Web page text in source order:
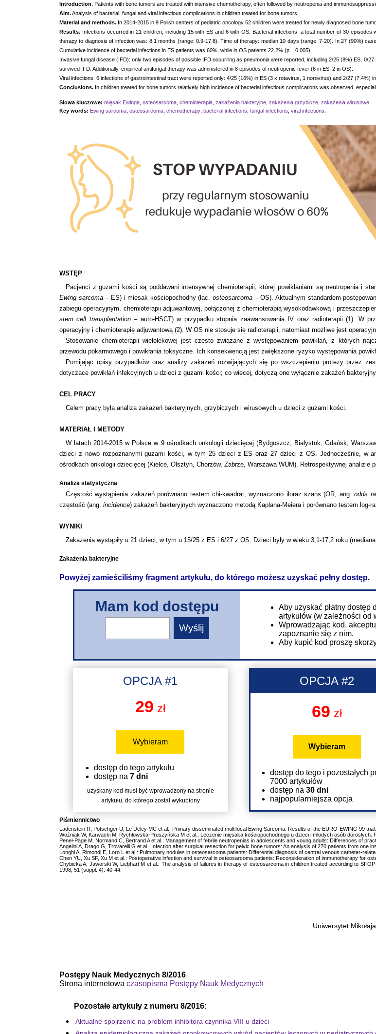
Introduction. Patients with bone tumors are treated with intensive chemotherapy, often followed by neutropenia and
Aim.Analysis of bacterial, fungal and viral infectious complications in children treated for bone tumors.
Material and methods. In 2014-2015 in 9 Polish centers of pediatric oncology 52 children were treated for newly diagnosed bone
Results. Infections occurred in 21 children, including 15 with ES and 6 with OS. Bacterial infections: a total number of 30
therapy to diagnosis of infection was: 8.1 months (range: 0.9-17.8). Time of therapy: median 10 days (range: 7-20). In 27 (90%)
Cumulative incidence of bacterial infections in ES patients was 60%, while in OS patients 22.2% (p = 0.005).
Invasive fungal disease (IFD): only two episodes of possible IFD occurring as pneumonia were reported, including 2/25 (8%) ES, 0/
survived IFD. Additionally, empirical antifungal therapy was administered in 8 episodes of neutropenic fever (6 in ES, 2 in OS).
Viral infections: 6 infections of gastrointestinal tract were reported only: 4/25 (16%) in ES (3 x rotavirus, 1 norovirus) and 2/27 (7.4%)
Conclusions. In children treated for bone tumors relatively high incidence of bacterial infectious complications was observed,
Słowa kluczowe: mięsak Ewinga osteosarcoma chemioterapia zakażenia bakteryjne zakażenia grzybicze zakażenia wirusowe
Key words: Ewing sarcoma osteosarcoma chemotherapy bacterial infections fungal infections viral infections
WSTĘP
Pacjenci z guzami kości są poddawani intensywnej chemioterapii, której powikłaniami są neutropenia i
Ewing sarcoma– ES) i mięsak kościopochodny (łac.osteosarcoma – OS). Aktualnym standardem
zabiegu operacyjnym, chemioterapii adjuwantowej, połączonej z chemioterapią wysokodawkową i
stem cell transplantation– auto-HSCT) w przypadku stopnia zaawansowania IV oraz radioterapii (1). W
operacyjny i chemioterapię adjuwantową (2). W OS nie stosuje się radioterapii, natomiast możliwe jest
Stosowanie chemioterapii wielolekowej jest często związane z występowaniem powikłań, z których
przewodu pokarmowego i powikłania toksyczne. Ich konsekwencją jest zwiększone ryzyko występowania
Pomijając opisy przypadków oraz analizy zakażeń rozwijających się po wszczepieniu protezy przez
dotyczące powikłań infekcyjnych u dzieci z guzami kości; co więcej, dotyczą one wyłącznie zakażeń
CEL PRACY
Celem pracy była analiza zakażeń bakteryjnych, grzybiczych i wirusowych u dzieci z guzami kości.
MATERIAŁ I METODY
W latach 2014-2015 w Polsce w 9 ośrodkach onkologii dziecięcej (Bydgoszcz, Białystok, Gdańsk,
dzieci z nowo rozpoznanymi guzami kości, w tym 25 dzieci z ES oraz 27 dzieci z OS. Jednocześnie, w
ośrodkach onkologii dziecięcej (Kielce, Olsztyn, Chorzów, Zabrze, Warszawa WUM). Retrospektywnej
Analiza statystyczna
Częstość wystąpienia zakażeń porównano testem chi-kwadrat, wyznaczono iloraz szans (OR, ang.odds
częstość (ang. incidence) zakażeń bakteryjnych wyznaczono metodą Kaplana-Meiera i porównano testem log-
WYNIKI
Zakażenia wystąpiły u 21 dzieci, w tym u 15/25 z ES i 6/27 z OS. Dzieci były w wieku 3,1-17,2 roku
Zakażenia bakteryjne
Powyżej zamieściliśmy fragment artykułu, do którego możesz uzyskać pełny dostęp.
Mam kod dostępu
Aby uzyskać płatny dostęp
artykułów (w zależności
Wprowadzając kod,
zapoznanie się z nim.
Aby kupić kod proszę
OPCJA #1
29 zł
Wybieram
dostęp do tego artykułu
dostęp na 7 dni
uzyskany kod musi być wprowadzony na stronie
artykułu, do którego został wykupiony
OPCJA #2
69 zł
Wybieram
dostęp do tego i pozostałych
7000 artykułów
dostęp na30 dni
najpopularniejsza opcja
Piśmiennictwo
Ladenstein R, Potschger U, Le Deley MC et al.: Primary disseminated multifocal Ewing Sarcoma: Results of the EURO-EWING 99
Woźniak W, Karwacki M, Rychłowska-Pruszyńska M et al.: Leczenie mięsaka kościopochodnego u dzieci i młodych osób
Penel-Page M, Normand C, Bertrand A et al.: Management of febrile neutropenias in adolescents and young adults: Differences of
Angelini A, Drago G, Trovarelli G et al.: Infection after surgical resection for pelvic bone tumors: An analysis of 270 patients from one
Longhi A, Rimondi E, Loro L et al.: Pulmonary nodules in osteosarcoma patients: Differential diagnosis of central venous catheter-
Chen YU, Xu SF, Xu M et al.: Postoperative infection and survival in osteosarcoma patients: Reconsideration of immunotherapy for
Chybicka A, Jaworski W, Liebhart M et al.: The analysis of failures in therapy of osteosarcoma in children treated according to
1998; 51 (suppl. 4): 40-44.
Uniwersytet
Postępy Nauk Medycznych 8/2016
Strona internetowa czasopisma Postępy Nauk Medycznych
Pozostałe artykuły z numeru 8/2016:
Aktualne spojrzenie na problem inhibitora czynnika VIII u dzieci